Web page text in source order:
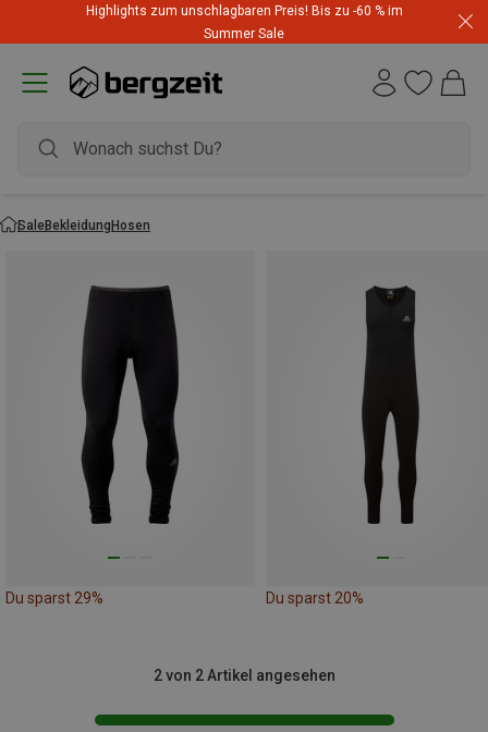
Highlights zum unschlagbaren Preis! Bis zu -60 % im
Summer Sale
SaleBekleidungHosen
Du sparst 29% Du sparst 20%
2 von 2 Artikel angesehen